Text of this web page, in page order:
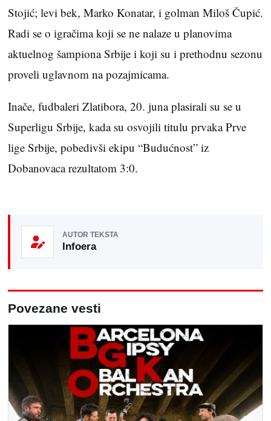
Stojić; levi bek, Marko Konatar, i golman Miloš Čupić.
Radi se o igračima koji se ne nalaze u planovima
aktuelnog šampiona Srbije i koji su i prethodnu sezonu
proveli uglavnom na pozajmicama.
Inače, fudbaleri Zlatibora, 20. juna plasirali su se u
Superligu Srbije, kada su osvojili titulu prvaka Prve
lige Srbije, pobedivši ekipu “Budućnost” iz
Dobanovaca rezultatom 3:0.
AUTOR TEKSTA
Infoera
Povezane vesti